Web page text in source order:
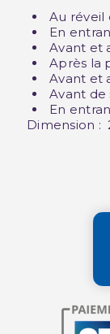
Au réveil
En
Avant et
Après la
Avant et
Avant de
En
Dimension :